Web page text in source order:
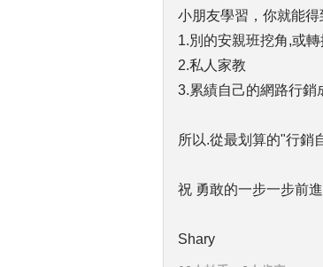
小朋友學習，你就能得
1.別的安親班挖角,或
2.私人家教
3.累績自己的網路行銷
所以.從最划算的"行銷
祝 勇敢的一步一步前
Shary